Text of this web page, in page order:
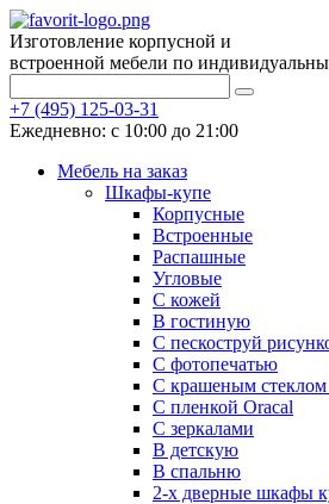
Изготовление корпусной и
встроенной мебели по
+7 (495) 125-03-31
Ежедневно: с 10:00 до 21:00
Мебель на заказ
Шкафы-купе
Корпусные
Встроенные
Распашные
Угловые
С кожей
В гостиную
С пескоструй
С фотопечатью
С крашеным стеклом
С пленкой Oracal
С зеркалами
В детскую
В спальню
2-х дверные шкафы